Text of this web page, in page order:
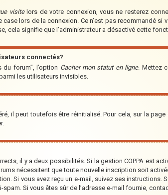
visitelors de votre connexion, vous ne resterez
lors de la connexion. Ce n’est pas recommandé
cela signifie que l’administrateur a désactivé cette
connectés?
forum”, l’option Cacher mon statut en ligne. Mettez
les utilisateurs invisibles.
il peut toutefois être réinitialisé. Pour cela, sur la
il y a deux possibilités. Si la gestion COPPA est
nécessitent que toute nouvelle inscription soit
Si vous avez reçu un e-mail, suivez ses instructions.
Si vous êtes sûr de l’adresse e-mail fournie,